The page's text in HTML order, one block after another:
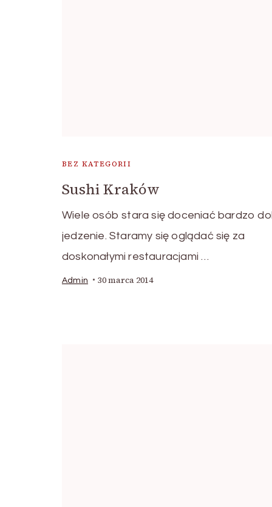
BEZ KATEGORII
Sushi Kraków
Wiele osób stara się doceniać bardzo
jedzenie. Staramy się oglądać się za
doskonałymi restauracjami …
Admin 30 marca 2014